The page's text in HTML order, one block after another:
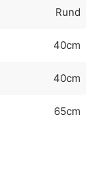
Rund
40cm
40cm
65cm